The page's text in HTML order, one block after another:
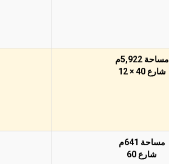
مساحة 5,922م
شارع 40 × 12
مساحة 641م
شارع 60